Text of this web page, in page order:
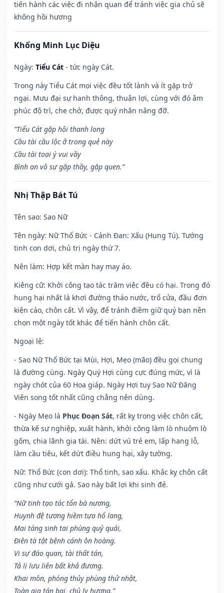
tiến hành các việc đi nhận quan để tránh việc gia chủ sẽ
không hồi hương
Khổng Minh Lục Diệu
Ngày: Tiểu Cát - tức ngày Cát.
Trong này Tiểu Cát mọi việc đều tốt lành và ít gặp trở
ngại. Mưu đại sự hanh thông, thuận lợi, cùng với đó âm
phúc độ trì, che chở, được quý nhân nâng đỡ.
“Tiểu Cát gặp hội thanh long
Cầu tài cầu lộc ở trong quẻ này
Cầu tài toại ý vui vầy
Bình an vô sự gặp thầy, gặp quen.”
Nhị Thập Bát Tú
Tên sao: Sao Nữ
Tên ngày: Nữ Thổ Bức - Cảnh Đan: Xấu (Hung Tú). Tướng
tinh con dơi, chủ trị ngày thứ 7.
Nên làm: Hợp kết màn hay may áo.
Kiêng cữ: Khởi công tạo tác trăm việc đều có hại. Trong đó
hung hại nhất là khơi đường tháo nước, trổ cửa, đầu đơn
kiện cáo, chôn cất. Vì vậy, để tránh điềm giữ quý bạn nên
chọn một ngày tốt khác để tiến hành chôn cất.
Ngoại lệ:
- Sao Nữ Thổ Bức tại Mùi, Hợi, Mẹo (mão) đều gọi chung
là đường cùng. Ngày Quý Hợi cùng cực đúng mức, vì là
ngày chót của 60 Hoa giáp. Ngày Hợi tuy Sao Nữ Đăng
Viên song tốt nhất cũng chẳng nên dùng.
- Ngày Mẹo là Phục Đoạn Sát, rất kỵ trong việc chôn cất,
thừa kế sự nghiệp, xuất hành, khởi công làm lò nhuộm lò
gốm, chia lãnh gia tài. Nên: dứt vú trẻ em, lấp hang lỗ,
làm cầu tiêu, kết dứt điều hung hại, xây tường.
Nữ: Thổ Bức (con dơi): Thổ tinh, sao xấu. Khắc kỵ chôn cất
cũng như cưới gả. Sao này bất lợi khi sinh đẻ.
“Nữ tinh tạo tác tổn bà nương,
Huynh đệ tương hiềm tựa hổ lang,
Mai táng sinh tai phùng quỷ quái,
Điên tà tật bệnh cánh ôn hoàng.
Vi sự đáo quan, tài thất tán,
Tả lị lưu liên bất khả đương.
Khai môn, phóng thủy phùng thử nhật,
Toàn gia tán bại, chủ ly hương.”